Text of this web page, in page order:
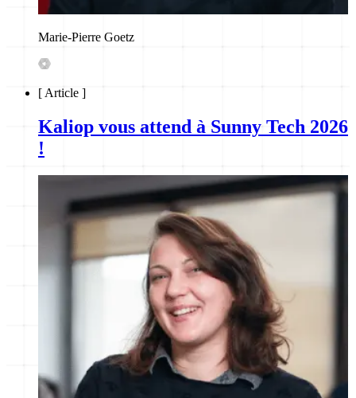
Marie-Pierre Goetz
[ Article ]
Kaliop vous attend à Sunny Tech 2026
!